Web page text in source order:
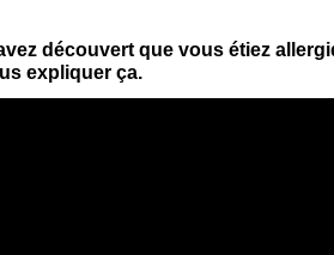
découvert que vous étiez
expliquer ça.